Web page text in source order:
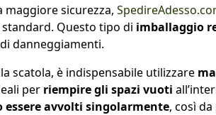
maggiore sicurezza,
Questo tipo di imballaggio
danneggiamenti.
scatola, è indispensabile utilizzare
per riempire gli spazi vuoti
essere avvolti singolarmente, così